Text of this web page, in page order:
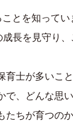
ことを知って
長を見守り
育士が多いこ
、どんな思
たちが育つの